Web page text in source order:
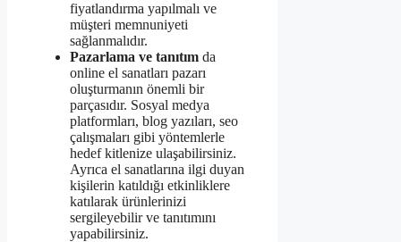
fiyatlandırma yapılmalı ve
müşteri memnuniyeti
sağlanmalıdır.
Pazarlama ve tanıtım da
online el sanatları pazarı
oluşturmanın önemli bir
parçasıdır. Sosyal medya
platformları, blog yazıları, seo
çalışmaları gibi yöntemlerle
hedef kitlenize ulaşabilirsiniz.
Ayrıca el sanatlarına ilgi duyan
kişilerin katıldığı etkinliklere
katılarak ürünlerinizi
sergileyebilir ve tanıtımını
yapabilirsiniz.